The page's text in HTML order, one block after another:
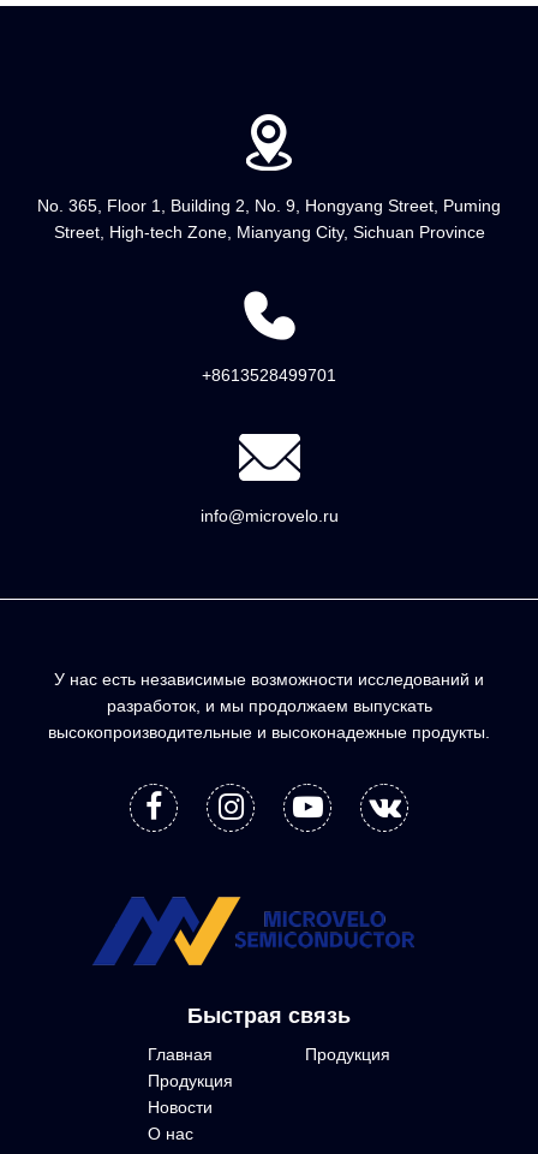
No. 365, Floor 1, Building 2, No. 9, Hongyang Street, Puming
Street, High-tech Zone, Mianyang City, Sichuan Province
+8613528499701
info@microvelo.ru
У нас есть независимые возможности исследований и
разработок, и мы продолжаем выпускать
высокопроизводительные и высоконадежные продукты.
Быстрая связь
Главная
Продукция
Новости
О нас
Продукция